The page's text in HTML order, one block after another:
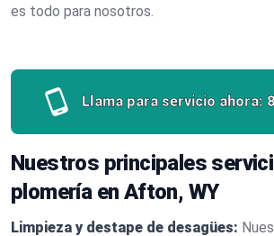
es todo para nosotros.
Llama para servicio ahora:
Nuestros principales
plomería en Afton, WY
Limpieza y destape de desagües: